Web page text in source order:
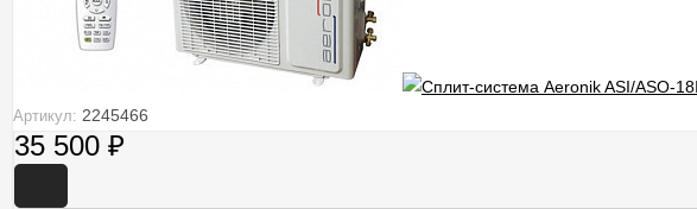
Артикул: 2245466
35 500 ₽